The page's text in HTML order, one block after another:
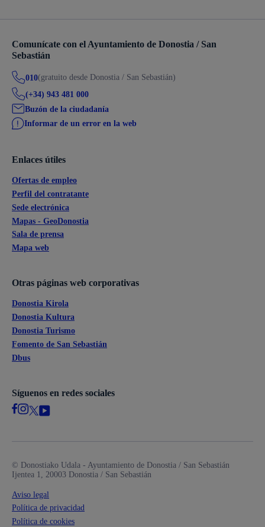
Comunícate con el Ayuntamiento de Donostia / San
Sebastián
010(gratuito desde Donostia / San Sebastián)
(+34) 943 481 000
Buzón de la ciudadanía
Informar de un error en la web
Enlaces útiles
Ofertas de empleo
Perfil del contratante
Sede electrónica
Mapas - GeoDonostia
Sala de prensa
Mapa web
Otras páginas web corporativas
Donostia Kirola
Donostia Kultura
Donostia Turismo
Fomento de San Sebastián
Dbus
Síguenos en redes sociales
© Donostiako Udala - Ayuntamiento de Donostia / San Sebastián
Ijentea 1, 20003 Donostia / San Sebastián
Aviso legal
Política de privacidad
Política de cookies